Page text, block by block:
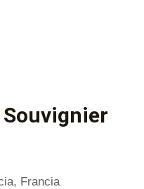
Francia